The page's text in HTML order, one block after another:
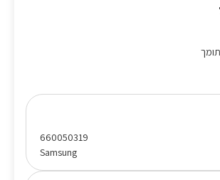
660050319
Samsung